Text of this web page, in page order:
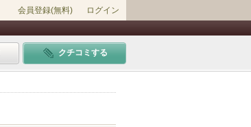
会員登録(無料) ログイン
クチコミする